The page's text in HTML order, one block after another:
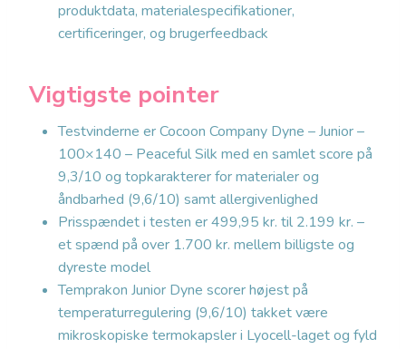
produktdata, materialespecifikationer,
certificeringer, og brugerfeedback
Vigtigste pointer
Testvinderne er Cocoon Company Dyne – Junior –
100×140 – Peaceful Silk med en samlet score på
9,3/10 og topkarakterer for materialer og
åndbarhed (9,6/10) samt allergivenlighed
Prisspændet i testen er 499,95 kr. til 2.199 kr. –
et spænd på over 1.700 kr. mellem billigste og
dyreste model
Temprakon Junior Dyne scorer højest på
temperaturregulering (9,6/10) takket være
mikroskopiske termokapsler i Lyocell-laget og fyld